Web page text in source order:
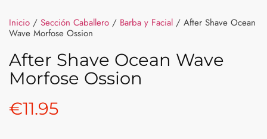
Inicio / Sección Caballero / Barba y Facial / After Shave Ocean
Wave Morfose Ossion
After Shave Ocean Wave
Morfose Ossion
€11.95